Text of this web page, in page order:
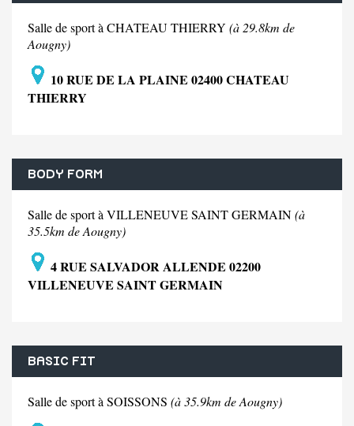
Salle de sport à CHATEAU THIERRY (à 29.8km de
Aougny)
10 RUE DE LA PLAINE 02400 CHATEAU
THIERRY
BODY FORM
Salle de sport à VILLENEUVE SAINT GERMAIN(à
35.5km de Aougny)
4 RUE SALVADOR ALLENDE 02200
VILLENEUVE SAINT GERMAIN
BASIC FIT
Salle de sport à SOISSONS (à 35.9km de Aougny)